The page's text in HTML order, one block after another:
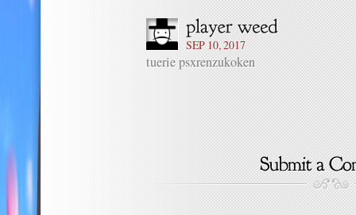
SEP 10, 2017
tuerie psxrenzukoken